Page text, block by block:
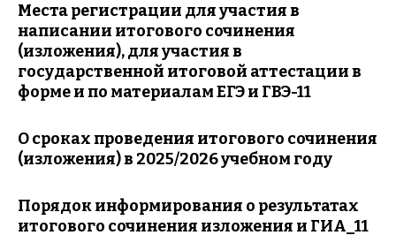
Места регистрации для участия в
написании итогового сочинения
(изложения), для участия в
государственной итоговой аттестации в
форме ипо материалам ЕГЭ и ГВЭ-11
О сроках проведения итогового сочинения
(изложения)в 2025/2026 учебном году
Порядок информирования о результатах
итогового сочинения изложения и ГИА_11